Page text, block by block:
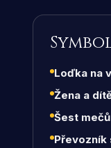
Loďka na
Žena a
Šest
Převozník